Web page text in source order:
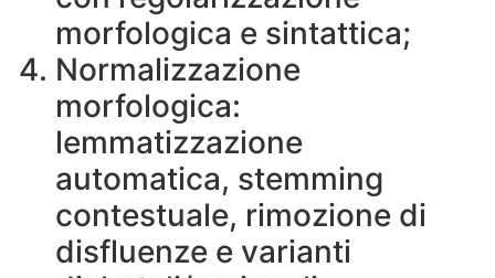
morfologica e sintattica;
Normalizzazione
morfologica:
lemmatizzazione
automatica, stemming
contestuale, rimozione di
disfluenze e varianti